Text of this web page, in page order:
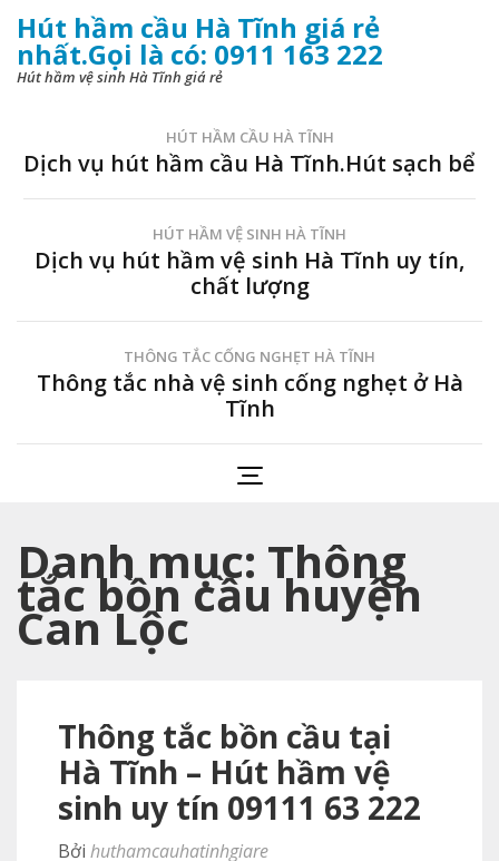
Hút hầm cầu Hà Tĩnh giá rẻ
nhất.Gọi là có: 0911 163 222
Hút hầm vệ sinh Hà Tĩnh giá rẻ
HÚT HẦM CẦU HÀ TĨNH
Dịch vụ hút hầm cầu Hà Tĩnh.Hút sạch bể
HÚT HẦM VỆ SINH HÀ TĨNH
Dịch vụ hút hầm vệ sinh Hà Tĩnh uy tín,
chất lượng
THÔNG TẮC CỐNG NGHẸT HÀ TĨNH
Thông tắc nhà vệ sinh cống nghẹt ở Hà
Tĩnh
Danh mục: Thông
tắc bồn cầu huyện
Can Lộc
Thông tắc bồn cầu tại
Hà Tĩnh – Hút hầm vệ
sinh uy tín 09111 63 222
Bởi huthamcauhatinhgiare